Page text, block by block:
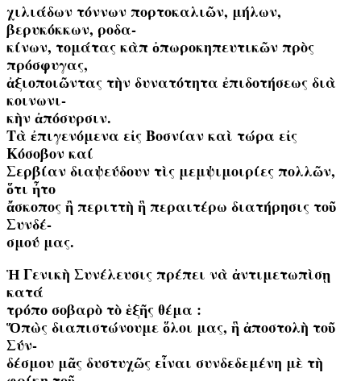
χιλιάδων τόννων πορτοκαλιῶν, μήλων,
βερυκόκκων, ροδα-
κίνων, τομάτας κὰπ ὀπωροκηπευτικῶν πρὸς
πρόσφυγας,
ἀξιοποιῶντας τὴν δυνατότητα ἐπιδοτήσεως διὰ
κοινωνι-
κὴν ἀπόσυρσιν.
Τὰ ἐπιγενόμενα εἰς Βοσνίαν καὶ τώρα εἰς
Κόσοβον καί
Σερβίαν διαψεύδουν τὶς μεμψιμοιρίες πολλῶν,
ὅτι ἦτο
ἄσκοπος ἢ περιττὴ ἣ περαιτέρω διατήρησις τοῦ
Συνδέ-
σμού μας.
Ἡ Γενικὴ Συνέλευσις πρέπει νὰ ἀντιμετωπὶσῃ
κατά
τρόπο σοβαρὸ τὸ ἑξῆς θέμα :
Ὅπὼς διαπιστώνουμε ὅλοι μας, ἣ ἀποστολὴ τοῦ
Σύν-
δέσμου μᾶς δυστυχῶς εἶναι συνδεδεμένη μὲ τὴ